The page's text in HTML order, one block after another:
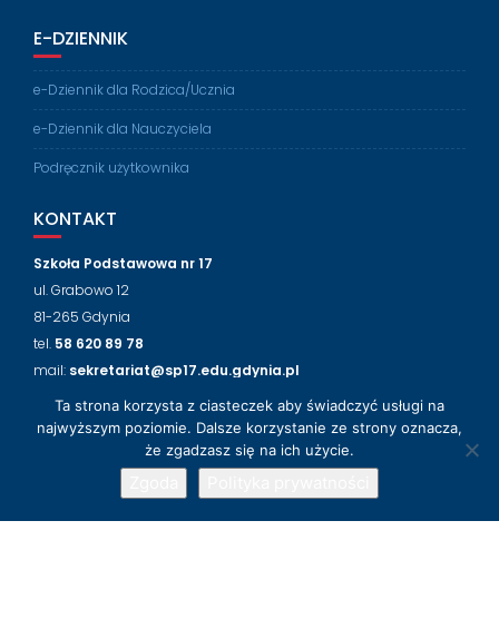
E-DZIENNIK
e-Dziennik dla Rodzica/Ucznia
e-Dziennik dla Nauczyciela
Podręcznik użytkownika
KONTAKT
Szkoła Podstawowa nr 17
ul. Grabowo 12
81-265 Gdynia
tel. 58 620 89 78
mail: sekretariat@sp17.edu.gdynia.pl
NASZ FACEBOOK
Ta strona korzysta z ciasteczek aby świadczyć usługi na
najwyższym poziomie. Dalsze korzystanie ze strony oznacza,
że zgadzasz się na ich użycie.